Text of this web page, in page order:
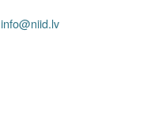
info@niid.lv